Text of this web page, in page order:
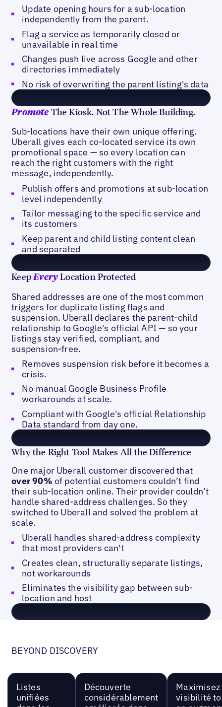
Update opening hours for a sub-location
independently from the parent.
Flag a service as temporarily closed or
unavailable in real time
Changes push live across Google and other
directories immediately
No risk of overwriting the parent listing's data
Promote The Kiosk. Not The Whole Building.
Sub-locations have their own unique offering.
Uberall gives each co-located service its own
promotional space — so every location can
reach the right customers with the right
message, independently.
Publish offers and promotions at sub-location
level independently
Tailor messaging to the specific service and
its customers
Keep parent and child listing content clean
and separated
Keep Every Location Protected
Shared addresses are one of the most common
triggers for duplicate listing flags and
suspension. Uberall declares the parent-child
relationship to Google's official API — so your
listings stay verified, compliant, and
suspension-free.
Removes suspension risk before it becomes a
crisis.
No manual Google Business Profile
workarounds at scale.
Compliant with Google's official Relationship
Data standard from day one.
Why the Right Tool Makes All the Difference
One major Uberall customer discovered that
over 90% of potential customers couldn’t find
their sub-location online. Their provider couldn’t
handle shared-address challenges. So they
switched to Uberall and solved the problem at
scale.
Uberall handles shared-address complexity
that most providers can't
Creates clean, structurally separate listings,
not workarounds
Eliminates the visibility gap between sub-
location and host
BEYOND DISCOVERY
Listes
unifiées
Découverte
considérablement
Maximisez
visibilité